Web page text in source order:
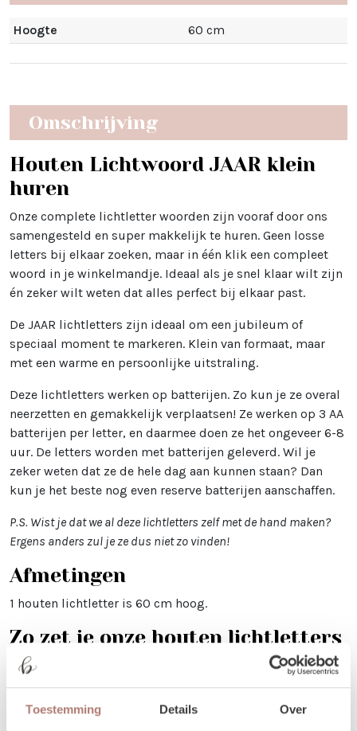
Toestemming Details Over
Hoogte 60 cm
Omschrijving
Houten Lichtwoord JAAR klein
huren
Onze complete lichtletter woorden zijn vooraf door ons
samengesteld en super makkelijk te huren. Geen losse
letters bij elkaar zoeken, maar in één klik een compleet
woord in je winkelmandje. Ideaal als je snel klaar wilt zijn
én zeker wilt weten dat alles perfect bij elkaar past.
De JAAR lichtletters zijn ideaal om een jubileum of
speciaal moment te markeren. Klein van formaat, maar
met een warme en persoonlijke uitstraling.
Deze lichtletters werken op batterijen. Zo kun je ze overal
neerzetten en gemakkelijk verplaatsen! Ze werken op 3 AA
batterijen per letter, en daarmee doen ze het ongeveer 6-8
uur. De letters worden met batterijen geleverd. Wil je
zeker weten dat ze de hele dag aan kunnen staan? Dan
kun je het beste nog even reserve batterijen aanschaffen.
P.S. Wist je dat we al deze lichtletters zelf met de hand maken?
Ergens anders zul je ze dus niet zo vinden!
Afmetingen
1 houten lichtletter is 60 cm hoog.
Zo zet je onze houten lichtletters
in elkaar
De lichtletter wordt geleverd met twee losse voeten,
inclusief moer en boutje. Deze bevestig je eenvoudig aan